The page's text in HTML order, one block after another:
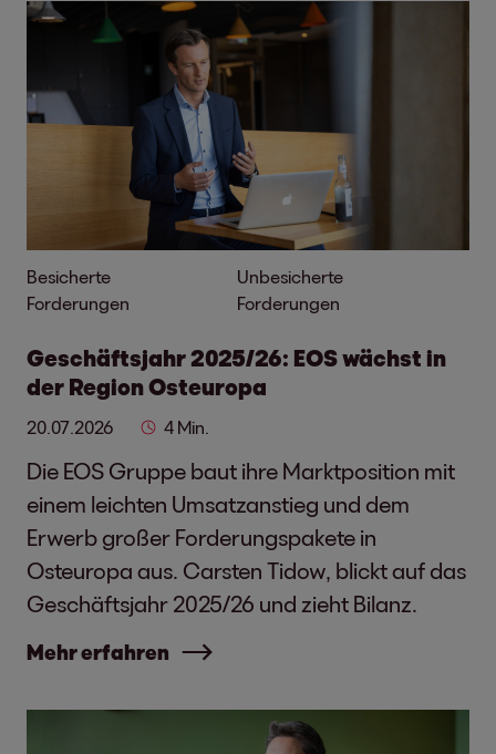
Besicherte
Forderungen
Unbesicherte
Forderungen
Geschäftsjahr 2025/26: EOS wächst in
der Region Osteuropa
20.07.2026 4 Min.
Die EOS Gruppe baut ihre Marktposition mit
einem leichten Umsatzanstieg und dem
Erwerb großer Forderungspakete in
Osteuropa aus. Carsten Tidow, blickt auf das
Geschäftsjahr 2025/26 und zieht Bilanz.
Mehr erfahren